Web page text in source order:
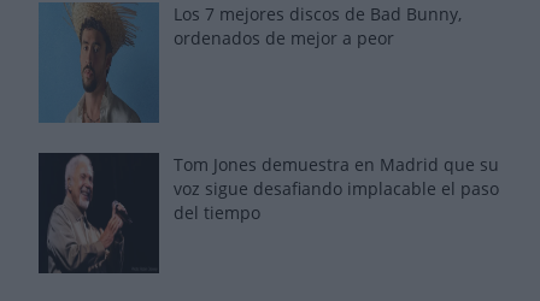
Los 7 mejores discos de Bad Bunny,
ordenados de mejor a peor
Tom Jones demuestra en Madrid que su
voz sigue desafiando implacable el paso
del tiempo